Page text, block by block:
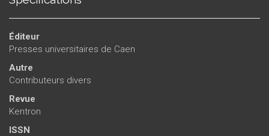
Éditeur
Presses universitaires de Caen
Autre
Contributeurs divers
Revue
Kentron
ISSN